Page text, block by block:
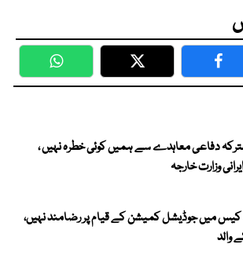
WhatsApp Twitter
دفاعی معاہدے سے ہمیں کوئی خطرہ نہیں ،
وزارت خارجہ
کیس میں جوڈیشل کمیشن کے قیام پر رضامند نہیں،
والد